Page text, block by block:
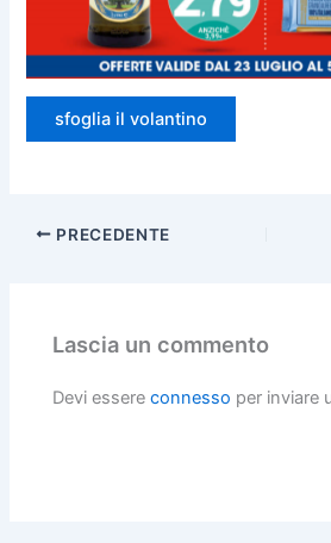
sfoglia il volantino
PRECEDENTE
Lascia un commento
Devi essereconnesso per inviare